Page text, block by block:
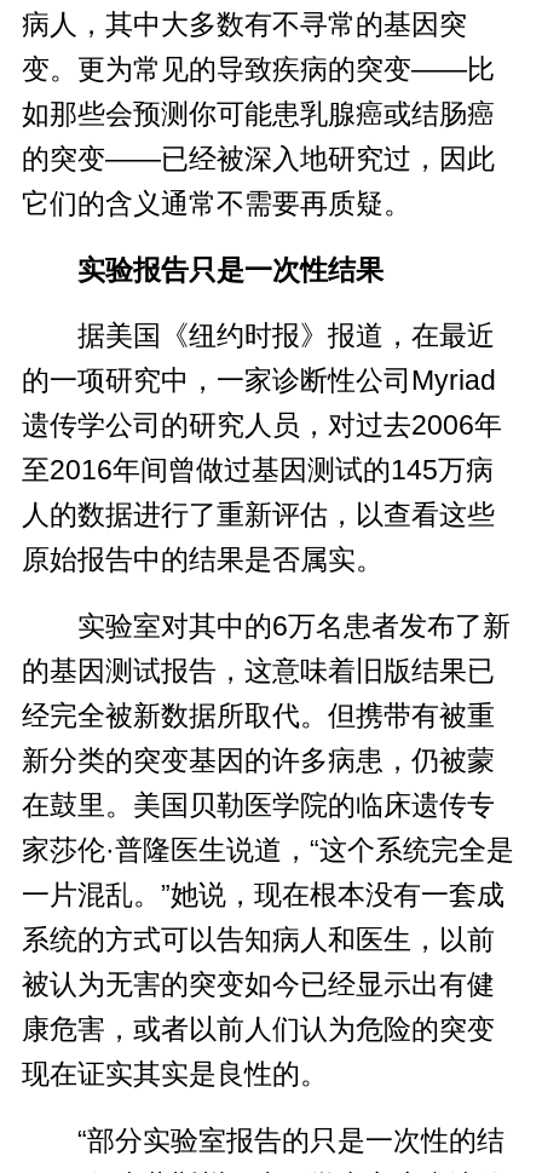
病人，其中大多数有不寻常的基因突
变。更为常见的导致疾病的突变——比
如那些会预测你可能患乳腺癌或结肠癌
的突变——已经被深入地研究过，因此
它们的含义通常不需要再质疑。
实验报告只是一次性结果
据美国《纽约时报》报道，在最近
的一项研究中，一家诊断性公司Myriad
遗传学公司的研究人员，对过去2006年
至2016年间曾做过基因测试的145万病
人的数据进行了重新评估，以查看这些
原始报告中的结果是否属实。
实验室对其中的6万名患者发布了新
的基因测试报告，这意味着旧版结果已
经完全被新数据所取代。但携带有被重
新分类的突变基因的许多病患，仍被蒙
在鼓里。美国贝勒医学院的临床遗传专
家莎伦·普隆医生说道，“这个系统完全是
一片混乱。”她说，现在根本没有一套成
系统的方式可以告知病人和医生，以前
被认为无害的突变如今已经显示出有健
康危害，或者以前人们认为危险的突变
现在证实其实是良性的。
“部分实验室报告的只是一次性的结